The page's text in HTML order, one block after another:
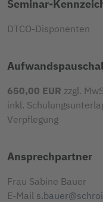
Seminar-
DTCO-Disponenten
650,00 EUR zzgl.
inkl.
Verpflegung
Ansprechpartner
Frau Sabine Bauer
E-Mail